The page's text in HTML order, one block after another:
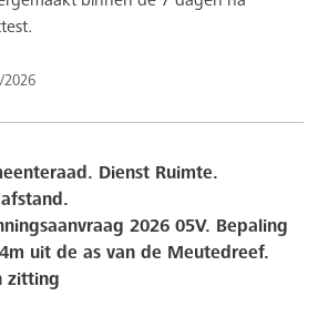
2026
Dienst Ruimte.
2026 05V. Bepaling
uit de as van de Meutedreef.
zitting